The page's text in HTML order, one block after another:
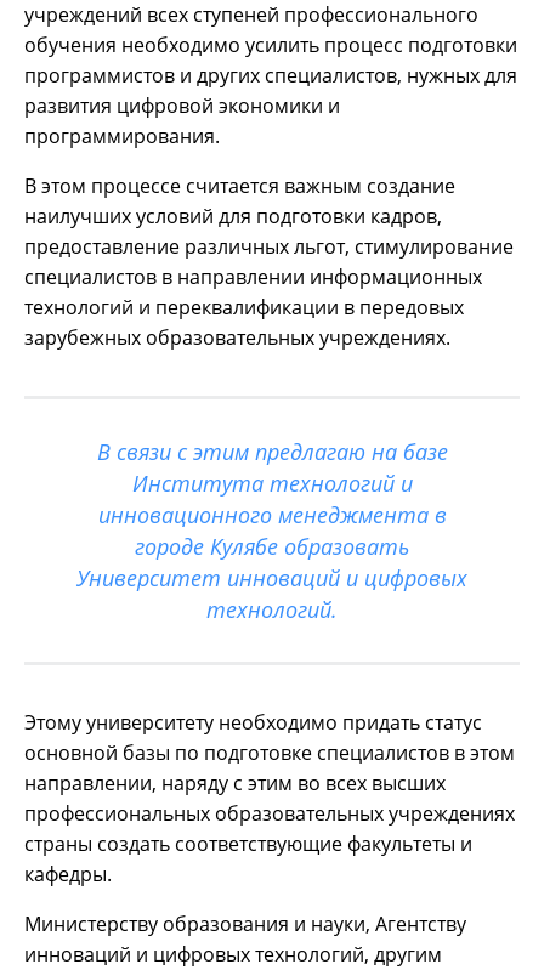
учреждений всех ступеней профессионального
обучения необходимо усилить процесс подготовки
программистов и других специалистов, нужных для
развития цифровой экономики и
программирования.
В этом процессе считается важным создание
наилучших условий для подготовки кадров,
предоставление различных льгот, стимулирование
специалистов в направлении информационных
технологий и переквалификации в передовых
зарубежных образовательных учреждениях.
В связи с этим предлагаю на базе
Института технологий и
инновационного менеджмента в
городе Кулябе образовать
Университет инноваций и цифровых
технологий.
Этому университету необходимо придать статус
основной базы по подготовке специалистов в этом
направлении, наряду с этим во всех высших
профессиональных образовательных учреждениях
страны создать соответствующие факультеты и
кафедры.
Министерству образования и науки, Агентству
инноваций и цифровых технологий, другим